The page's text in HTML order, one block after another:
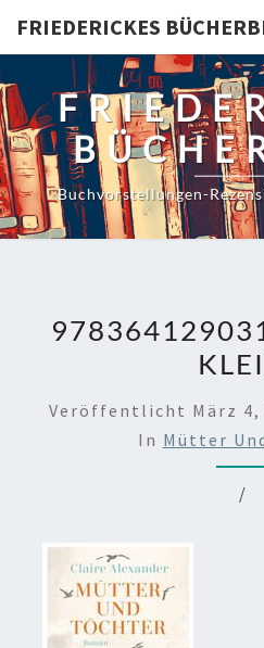
content
FRIEDERICKES
Buchvorstellungen-
Veröffentlicht März 4,
In Mütter
/